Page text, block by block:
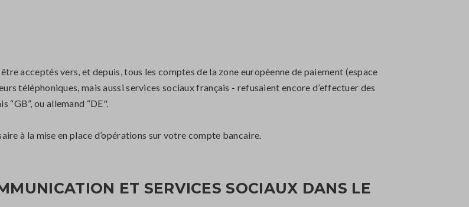
acceptés vers, et depuis, tous les comptes de la zone européenne de paiement (espace
téléphoniques, mais aussi services sociaux français - refusaient encore d’effectuer des
“GB”, ou allemand “DE".
à la mise en place d’opérations sur votre compte bancaire.
ET SERVICES SOCIAUX DANS LE